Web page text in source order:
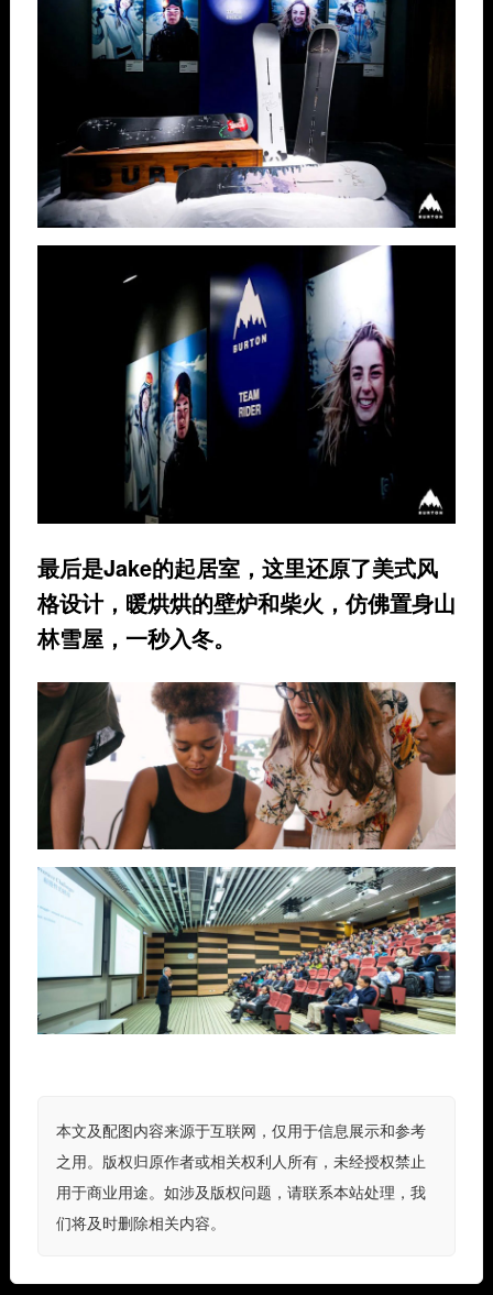
最后是Jake的起居室，这里还原了美式风
格设计，暖烘烘的壁炉和柴火，仿佛置身山
林雪屋，一秒入冬。
本文及配图内容来源于互联网，仅用于信息展示和参考
之用。版权归原作者或相关权利人所有，未经授权禁止
用于商业用途。如涉及版权问题，请联系本站处理，我
们将及时删除相关内容。